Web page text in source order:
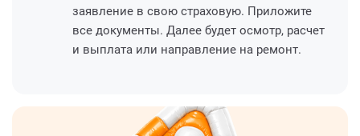
заявление в свою страховую. Приложите
все документы. Далее будет осмотр, расчет
и выплата или направление на ремонт.